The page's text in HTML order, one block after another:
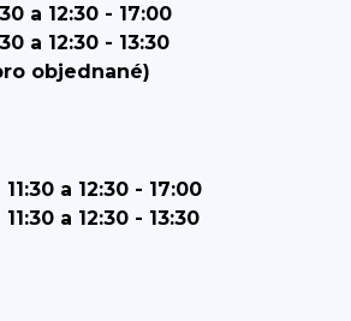
a 12:30 - 17:00
a 12:30 - 13:30
objednané)
a 12:30 - 17:00
a 12:30 - 13:30